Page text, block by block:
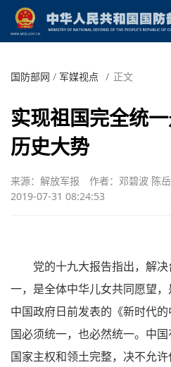
国防部网 / 军媒视点 / 正文
实现祖国完全统
历史大势
来源：解放军报 作者：邓碧波 陈岳
2019-07-31 08:24:53
党的十九大报告指出，解
一，是全体中华儿女共同愿望，
中国政府日前发表的《新时代
国必须统一，也必然统一。中
国家主权和领土完整，决不允